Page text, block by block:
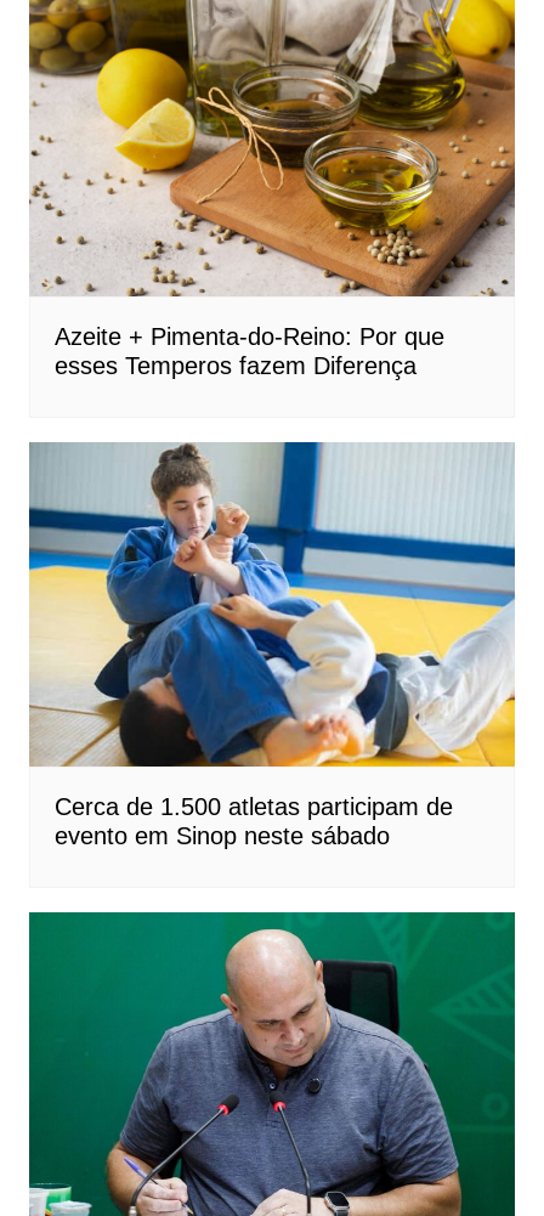
Azeite + Pimenta-do-Reino: Por que
esses Temperos fazem Diferença
Cerca de 1.500 atletas participam de
evento em Sinop neste sábado